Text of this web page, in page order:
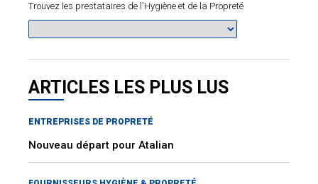
Trouvez les prestataires de l'Hygiène et de la Propreté
ARTICLES LES PLUS LUS
ENTREPRISES DE PROPRETÉ
Nouveau départ pour Atalian